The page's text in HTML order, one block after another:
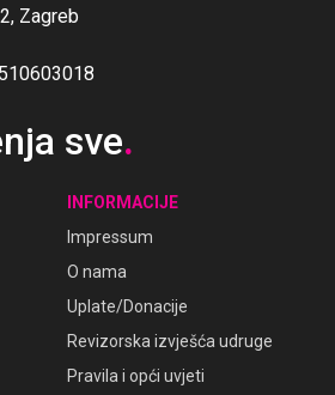
Zagreb
sve.
INFORMACIJE
Impressum
O nama
Uplate/Donacije
Revizorska izvješća udruge
Pravila i opći uvjeti